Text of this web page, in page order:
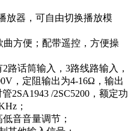
放器，可自由切换播放模
方便；配带遥控，方便操
路话筒输入，3路线路输入，
，定阻输出为4-16Ω，输出
2SA1943 /2SC5200，额定功
；
音音量调节；